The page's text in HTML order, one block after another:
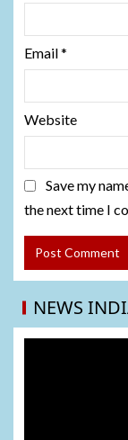
Email*
Website
Save my
the next time I
NEWS